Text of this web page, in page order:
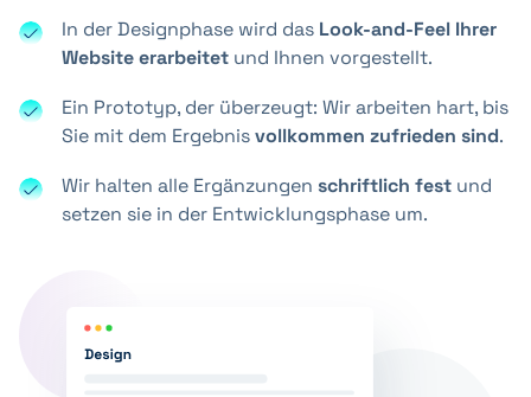
In der Designphase wird das Look-and-Feel Ihrer
Website erarbeitet und Ihnen vorgestellt.
Ein Prototyp, der überzeugt: Wir arbeiten hart, bis
Sie mit dem Ergebnisvollkommen zufrieden sind.
Wir halten alle Ergänzungen schriftlich fest und
setzen sie in der Entwicklungsphase um.